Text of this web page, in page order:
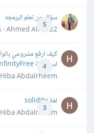
5
سؤال عن تعلم البرمجه
Ahmed Alhafiz2 · نشر
4
كيف ارفع مشروعي
استضافة InfinityFree؟
Hiba Abdalrheem · نشر
3
لغة solidity
Hiba Abdalrheem · نشر